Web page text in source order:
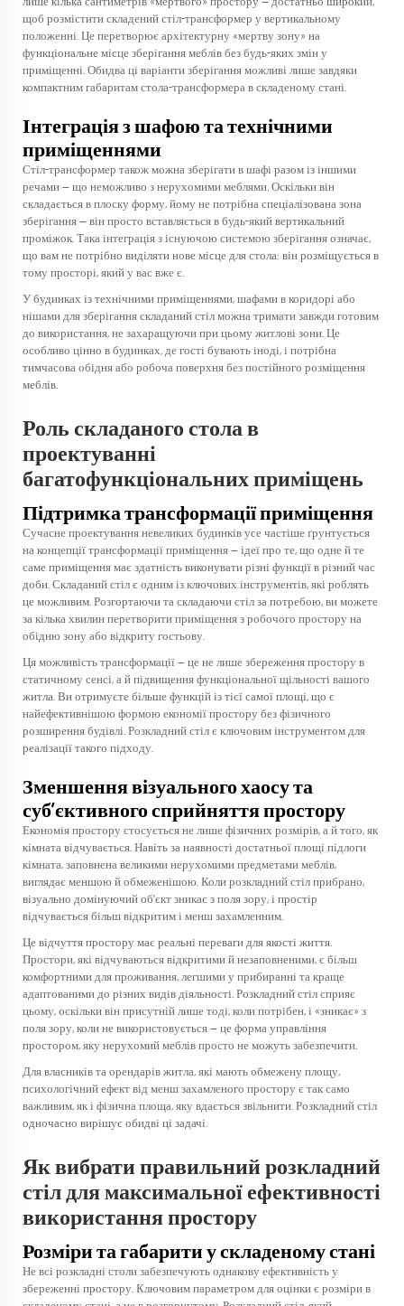
щоб розмістити складений стіл-трансформер у вертикальному
положенні. Це перетворює архітектурну «мертву зону» на
функціональне місце зберігання меблів без будь-яких змін у
приміщенні. Обидва ці варіанти зберігання можливі лише завдяки
компактним габаритам стола-трансформера в складеному стані.
Інтеграція з шафою та технічними
приміщеннями
Стіл-трансформер також можна зберігати в шафі разом із іншими
речами — що неможливо з нерухомими меблями. Оскільки він
складається в плоску форму, йому не потрібна спеціалізована зона
зберігання — він просто вставляється в будь-який вертикальний
проміжок. Така інтеграція з існуючою системою зберігання означає,
що вам не потрібно виділяти нове місце для стола: він розміщується в
тому просторі, який у вас вже є.
У будинках із технічними приміщеннями, шафами в коридорі або
нішами для зберігання складаний стіл можна тримати завжди готовим
до використання, не захаращуючи при цьому житлові зони. Це
особливо цінно в будинках, де гості бувають іноді, і потрібна
тимчасова обідня або робоча поверхня без постійного розміщення
меблів.
Роль складаного стола в
проектуванні
багатофункціональних приміщень
Підтримка трансформації приміщення
Сучасне проектування невеликих будинків усе частіше ґрунтується
на концепції трансформації приміщення — ідеї про те, що одне й те
саме приміщення має здатність виконувати різні функції в різний час
доби. Складаний стіл є одним із ключових інструментів, які роблять
це можливим. Розгортаючи та складаючи стіл за потребою, ви можете
за кілька хвилин перетворити приміщення з робочого простору на
обідню зону або відкриту гостьову.
Ця можливість трансформації — це не лише збереження простору в
статичному сенсі, а й підвищення функціональної щільності вашого
житла. Ви отримуєте більше функцій із тієї самої площі, що є
найефективнішою формою економії простору без фізичного
розширення будівлі. Розкладний стіл є ключовим інструментом для
реалізації такого підходу.
Зменшення візуального хаосу та
суб’єктивного сприйняття простору
Економія простору стосується не лише фізичних розмірів, а й того, як
кімната відчувається. Навіть за наявності достатньої площі підлоги
кімната, заповнена великими нерухомими предметами меблів,
виглядає меншою й обмеженішою. Коли розкладний стіл прибрано,
візуально домінуючий об’єкт зникає з поля зору, і простір
відчувається більш відкритим і менш захамленним.
Це відчуття простору має реальні переваги для якості життя.
Простори, які відчуваються відкритими й незаповненими, є більш
комфортними для проживання, легшими у прибиранні та краще
адаптованими до різних видів діяльності. Розкладний стіл сприяє
цьому, оскільки він присутній лише тоді, коли потрібен, і «зникає» з
поля зору, коли не використовується — це форма управління
простором, яку нерухомий меблів просто не можуть забезпечити.
Для власників та орендарів житла, які мають обмежену площу,
психологічний ефект від менш захамленого простору є так само
важливим, як і фізична площа, яку вдається звільнити. Розкладний стіл
одночасно вирішує обидві ці задачі.
Як вибрати правильний розкладний
стіл для максимальної ефективності
використання простору
Розміри та габарити у складеному стані
Не всі розкладні столи забезпечують однакову ефективність у
збереженні простору. Ключовим параметром для оцінки є розміри в